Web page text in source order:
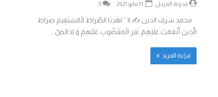
مدونة المرجل 0
محمد شرف الدين ✍ || ” اهْدِنَا الصِّراطَ الْمُسْتَقِيمَ صِراطَ
الَّذِينَ أَنْعَمْتَ عَلَيْهِمْ غَيْرِ الْمَغْضُوبِ عَلَيْهِمْ وَ لا الضَّ...
قراءة المزيد